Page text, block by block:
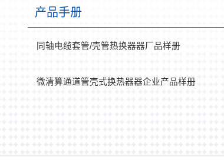
产品手册
同轴电缆套管/壳管热换器器厂品样册
微清算通道管壳式换热器器企业产品样册